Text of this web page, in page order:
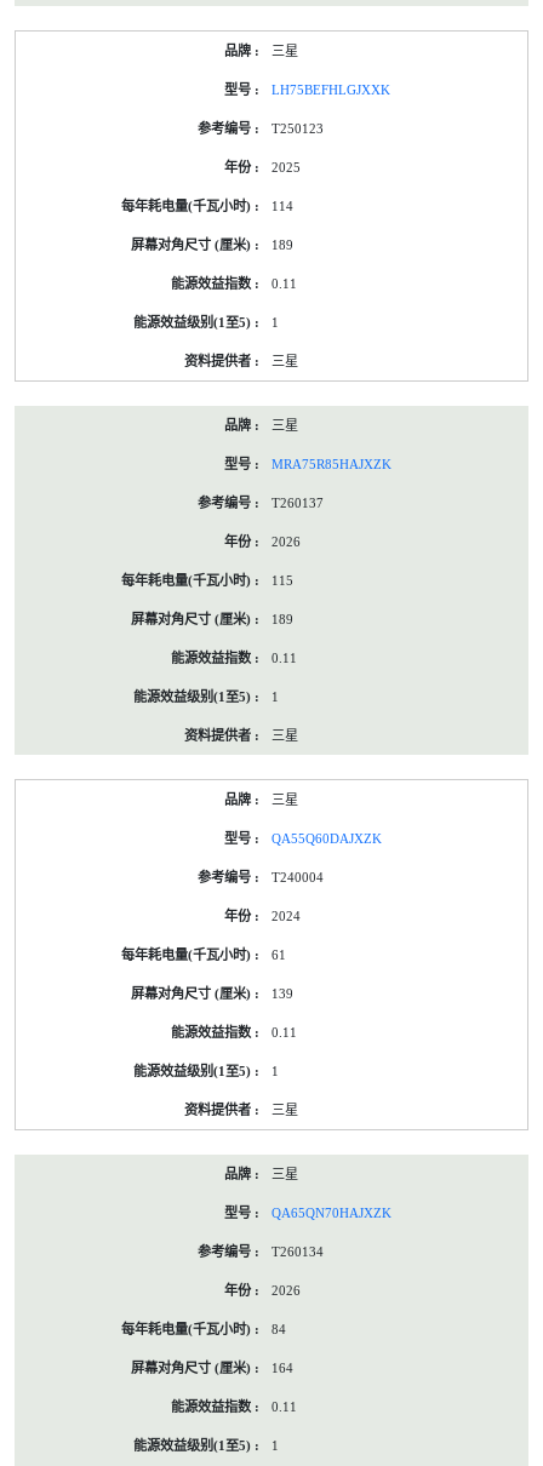
三星
LH75BEFHLGJXXK
T250123
2025
114
189
0.11
1
三星
三星
MRA75R85HAJXZK
T260137
2026
115
189
0.11
1
三星
三星
QA55Q60DAJXZK
T240004
2024
61
139
0.11
1
三星
三星
QA65QN70HAJXZK
T260134
2026
84
164
0.11
1